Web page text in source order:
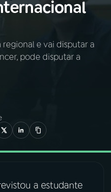
e vai disputar a
pode disputar a
a estudante